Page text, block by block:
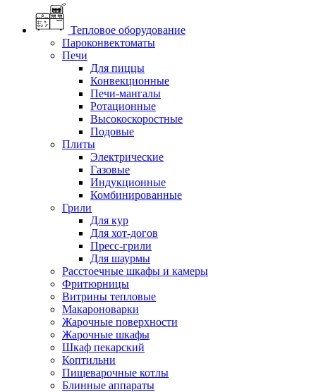
Тепловое оборудование
Пароконвектоматы
Печи
Для пиццы
Конвекционные
Печи-мангалы
Ротационные
Высокоскоростные
Подовые
Плиты
Электрические
Газовые
Индукционные
Комбинированные
Грили
Для кур
Для хот-догов
Пресс-грили
Для шаурмы
Расстоечные шкафы и камеры
Фритюрницы
Витрины тепловые
Макароноварки
Жарочные поверхности
Жарочные шкафы
Шкаф пекарский
Коптильни
Пищеварочные котлы
Блинные аппараты